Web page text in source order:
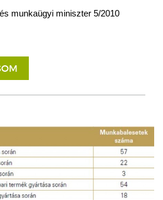
munkaügyi miniszter 5/2010